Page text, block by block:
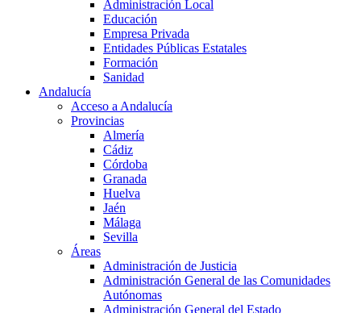
Administración Local
Educación
Empresa Privada
Entidades Públicas Estatales
Formación
Sanidad
Andalucía
Acceso a Andalucía
Provincias
Almería
Cádiz
Córdoba
Granada
Huelva
Jaén
Málaga
Sevilla
Áreas
Administración de Justicia
Administración General de las Comunidades
Autónomas
Administración General del Estado